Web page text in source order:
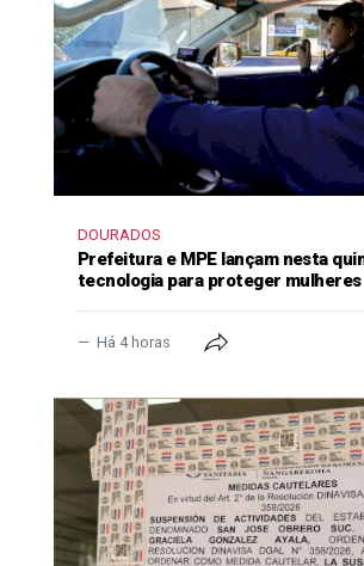
DOURADOS
Prefeitura e MPE lançam nesta
tecnologia para proteger mulheres
Há 4 horas